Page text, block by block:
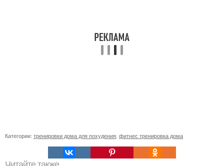
Категории: тренировки дома для похудения фитнес тренировка дома